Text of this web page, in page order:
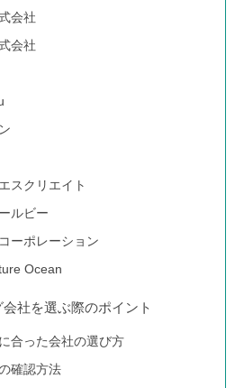
会社
会社
スクリエイト
ルビー
ーポレーション
Ocean
社を選ぶ際のポイント
合った会社の選び方
確認方法